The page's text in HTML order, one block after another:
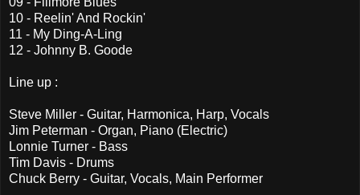
10 - Reelin' And Rockin'
11 - My Ding-A-Ling
12 - Johnny B. Goode
Line up :
Steve Miller - Guitar, Harmonica, Harp, Vocals
Jim Peterman - Organ, Piano (Electric)
Lonnie Turner - Bass
Tim Davis - Drums
Chuck Berry - Guitar, Vocals, Main Performer